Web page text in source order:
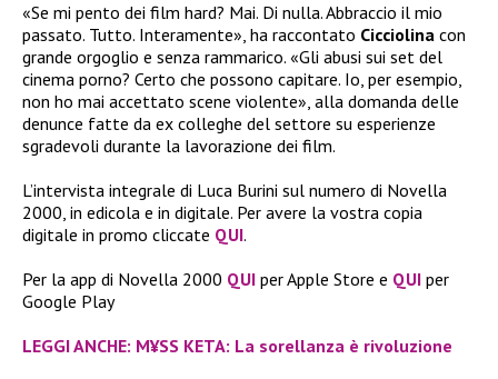
«Se mi pento dei film hard? Mai. Di nulla. Abbraccio il mio
passato. Tutto. Interamente», ha raccontato Cicciolina con
grande orgoglio e senza rammarico. «Gli abusi sui set del
cinema porno? Certo che possono capitare. Io, per esempio,
non ho mai accettato scene violente», alla domanda delle
denunce fatte da ex colleghe del settore su esperienze
sgradevoli durante la lavorazione dei film.
L’intervista integrale di Luca Burini sul numero di Novella
2000, in edicola e in digitale. Per avere la vostra copia
digitale in promo cliccate QUI.
Per la app di Novella 2000 QUI per Apple Store e QUI per
Google Play
LEGGI ANCHE: M¥SS KETA: La sorellanza è rivoluzione